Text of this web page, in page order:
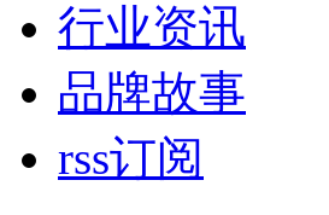
行业资讯
品牌故事
rss订阅